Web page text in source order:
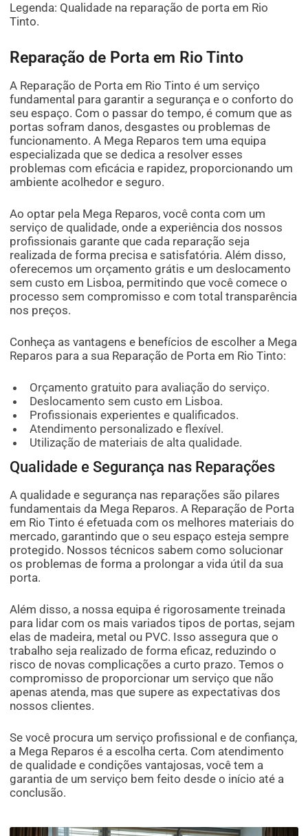
Legenda: Qualidade na reparação de porta em Rio
Tinto.
Reparação de Porta em Rio Tinto
A Reparação de Porta em Rio Tinto é um serviço
fundamental para garantir a segurança e o conforto do
seu espaço. Com o passar do tempo, é comum que as
portas sofram danos, desgastes ou problemas de
funcionamento. A Mega Reparos tem uma equipa
especializada que se dedica a resolver esses
problemas com eficácia e rapidez, proporcionando um
ambiente acolhedor e seguro.
Ao optar pela Mega Reparos, você conta com um
serviço de qualidade, onde a experiência dos nossos
profissionais garante que cada reparação seja
realizada de forma precisa e satisfatória. Além disso,
oferecemos um orçamento grátis e um deslocamento
sem custo em Lisboa, permitindo que você comece o
processo sem compromisso e com total transparência
nos preços.
Conheça as vantagens e benefícios de escolher a Mega
Reparos para a sua Reparação de Porta em Rio Tinto:
Orçamento gratuito para avaliação do serviço.
Deslocamento sem custo em Lisboa.
Profissionais experientes e qualificados.
Atendimento personalizado e flexível.
Utilização de materiais de alta qualidade.
Qualidade e Segurança nas Reparações
A qualidade e segurança nas reparações são pilares
fundamentais da Mega Reparos. A Reparação de Porta
em Rio Tinto é efetuada com os melhores materiais do
mercado, garantindo que o seu espaço esteja sempre
protegido. Nossos técnicos sabem como solucionar
os problemas de forma a prolongar a vida útil da sua
porta.
Além disso, a nossa equipa é rigorosamente treinada
para lidar com os mais variados tipos de portas, sejam
elas de madeira, metal ou PVC. Isso assegura que o
trabalho seja realizado de forma eficaz, reduzindo o
risco de novas complicações a curto prazo. Temos o
compromisso de proporcionar um serviço que não
apenas atenda, mas que supere as expectativas dos
nossos clientes.
Se você procura um serviço profissional e de confiança,
a Mega Reparos é a escolha certa. Com atendimento
de qualidade e condições vantajosas, você tem a
garantia de um serviço bem feito desde o início até a
conclusão.